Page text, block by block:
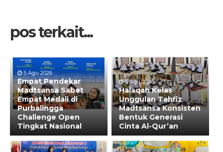
pos terkait...
5 Agu 2026
Empat Pendekar
Madtsansa Sabet
Empat Medali di
Purbalingga
Challenge Open
Tingkat Nasional
5 Agu 2026
Halaqah Kelas
Unggulan Tahfiz
Madtsansa Konsisten
Bentuk Generasi
Cinta Al-Qur’an